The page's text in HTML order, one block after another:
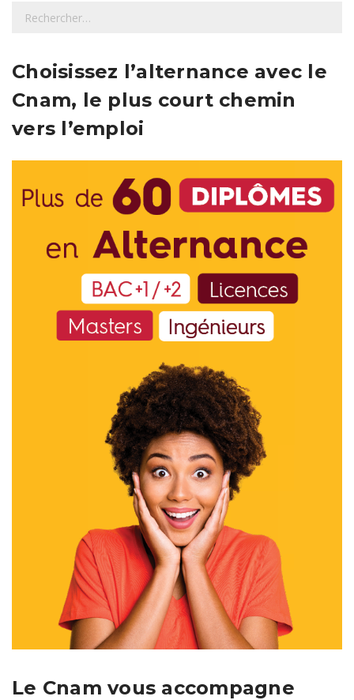
h
r
c
e
Choisissez l’alternance avec le
Cnam, le plus court chemin
vers l’emploi
Le Cnam vous accompagne